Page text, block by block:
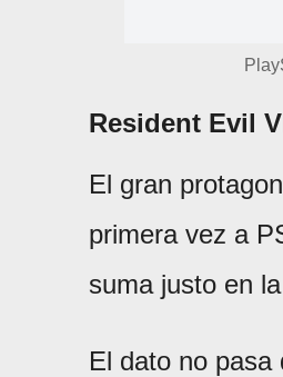
Resident Evil
El gran
primera vez a
suma justo en
El dato no pasa